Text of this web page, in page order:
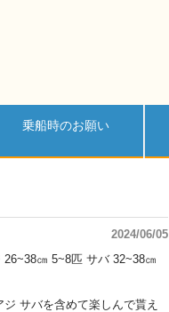
乗船時のお願い
2024/06/05
㎝ 5~8匹 サバ 32~38㎝
サバを含めて楽しんで貰え